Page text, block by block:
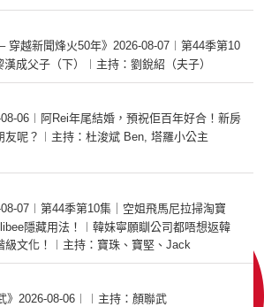
穿越新聞烽火50年》2026-08-07︱第44季第10
漢成父子（下）︱主持：劉銳紹（夫子）
08-06︱阿Rei年尾結婚，預祝佢百年好合！新房
友呢？︱主持：杜浚斌 Ben, 塔羅小公主
08-07︱第44季第10集｜空姐飛馬尼拉掃淘寶
隱藏用法！︱韓妹寧願瞓公司都唔想返韓
級文化！︱主持：寶珠、寶堅、Jack
》2026-08-06︱︱主持：顏聯武